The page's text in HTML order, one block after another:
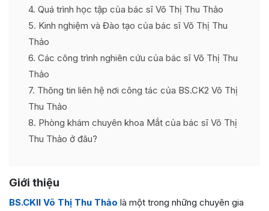
4 Quá trình học tập của bác sĩ Võ Thị Thu Thảo
5 Kinh nghiệm và Đào tạo của bác sĩ Võ Thị Thu
Thảo
6 Các công trình nghiên cứu của bác sĩ Võ Thị Thu
Thảo
7 Thông tin liên hệ nơi công tác của BS.CK2 Võ Thị
Thu Thảo
8 Phòng khám chuyên khoa Mắt của bác sĩ Võ Thị
Thu Thảo ở đâu?
Giới thiệu
BS.CKII Võ Thị Thu Thảo là một trong những chuyên gia